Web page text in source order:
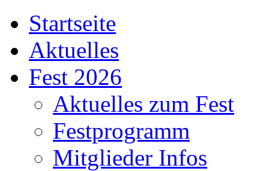
Startseite
Aktuelles
Fest 2026
Aktuelles zum Fest
Festprogramm
Mitglieder Infos